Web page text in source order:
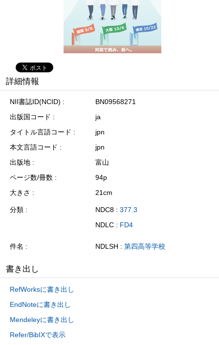
詳細情報
NII書誌ID(NCID)
BN09568271
出版国コード
ja
タイトル言語コード
jpn
本文言語コード
jpn
出版地
富山
ページ数/冊数
94p
大きさ
21cm
分類 NDC8 : 377.3
NDLC : FD4
件名 NDLSH : 第四高等学校
書き出し
RefWorksに書き出し
EndNoteに書き出し
Mendeleyに書き出し
Refer/BibIXで表示